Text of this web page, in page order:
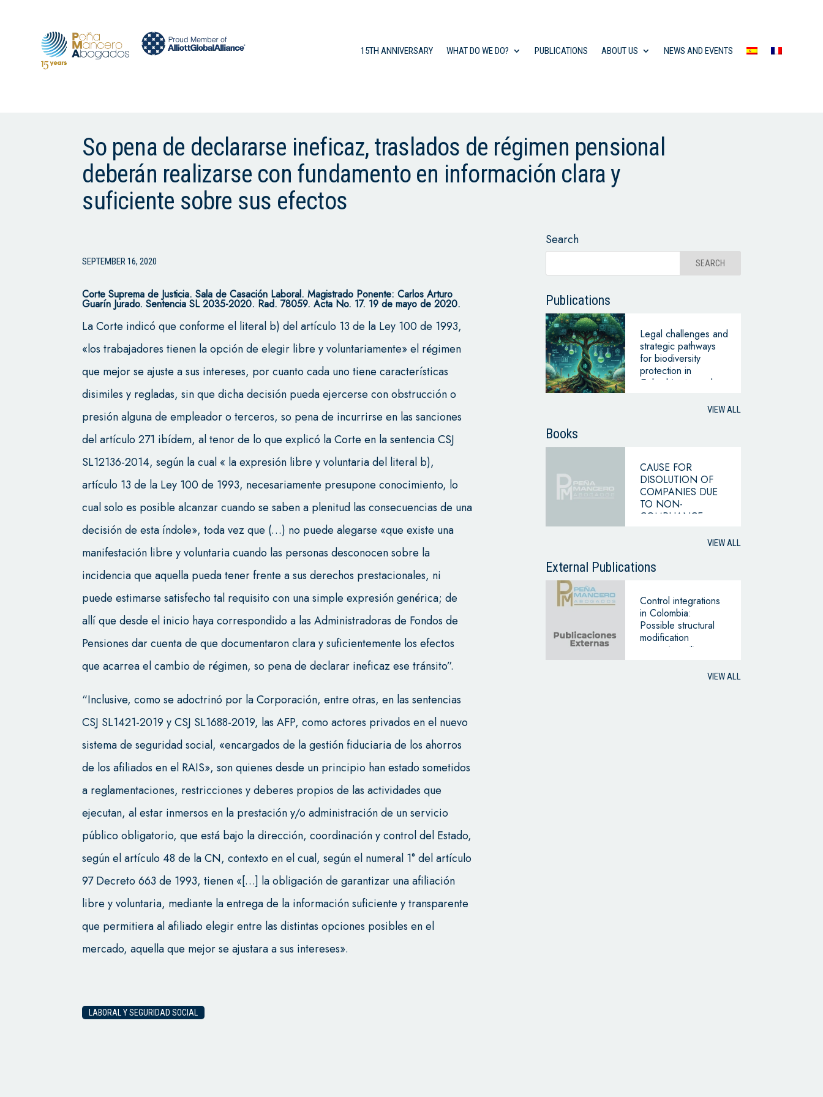
15TH ANNIVERSARY WHAT DO WE DO? PUBLICATIONS ABOUT US NEWS AND EVENTS
So pena de declararse ineficaz, traslados de régimen pensional
deberán realizarse con fundamento en información clara y
suficiente sobre sus efectos
SEPTEMBER 16, 2020
Corte Suprema de Justicia. Sala de Casación Laboral. Magistrado Ponente: Carlos Arturo
Guarín Jurado. Sentencia SL 2035-2020. Rad. 78059. Acta No. 17. 19 de mayo de 2020.
La Corte indicó que conforme el literal b) del artículo 13 de la Ley 100 de 1993,
«los trabajadores tienen la opción de elegir libre y voluntariamente» el régimen
que mejor se ajuste a sus intereses, por cuanto cada uno tiene características
disimiles y regladas, sin que dicha decisión pueda ejercerse con obstrucción o
presión alguna de empleador o terceros, so pena de incurrirse en las sanciones
del artículo 271 ibídem, al tenor de lo que explicó la Corte en la sentencia CSJ
SL12136-2014, según la cual « la expresión libre y voluntaria del literal b),
artículo 13 de la Ley 100 de 1993, necesariamente presupone conocimiento, lo
cual solo es posible alcanzar cuando se saben a plenitud las consecuencias de una
decisión de esta índole», toda vez que (…) no puede alegarse «que existe una
manifestación libre y voluntaria cuando las personas desconocen sobre la
incidencia que aquella pueda tener frente a sus derechos prestacionales, ni
puede estimarse satisfecho tal requisito con una simple expresión genérica; de
allí que desde el inicio haya correspondido a las Administradoras de Fondos de
Pensiones dar cuenta de que documentaron clara y suficientemente los efectos
que acarrea el cambio de régimen, so pena de declarar ineficaz ese tránsito”.
“Inclusive, como se adoctrinó por la Corporación, entre otras, en las sentencias
CSJ SL1421-2019 y CSJ SL1688-2019, las AFP, como actores privados en el nuevo
sistema de seguridad social, «encargados de la gestión fiduciaria de los ahorros
de los afiliados en el RAIS», son quienes desde un principio han estado sometidos
a reglamentaciones, restricciones y deberes propios de las actividades que
ejecutan, al estar inmersos en la prestación y/o administración de un servicio
público obligatorio, que está bajo la dirección, coordinación y control del Estado,
según el artículo 48 de la CN, contexto en el cual, según el numeral 1° del artículo
97 Decreto 663 de 1993, tienen «[…] la obligación de garantizar una afiliación
libre y voluntaria, mediante la entrega de la información suficiente y transparente
que permitiera al afiliado elegir entre las distintas opciones posibles en el
mercado, aquella que mejor se ajustara a sus intereses».
LABORAL Y SEGURIDAD SOCIAL
Search
Publications
Legal challenges and
strategic pathways
for biodiversity
protection in
Colombia: towards a
VIEW ALL
Books
CAUSE FOR
DISOLUTION OF
COMPANIES DUE
TO NON-
COMPLIANCE
HYPOTHESIS OF
BUSINESS
VIEW ALL
External Publications
Control integrations
in Colombia:
Possible structural
modification
guarantees *
VIEW ALL